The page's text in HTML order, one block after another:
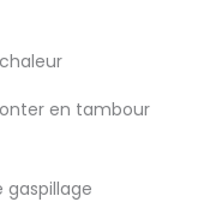
en tambour